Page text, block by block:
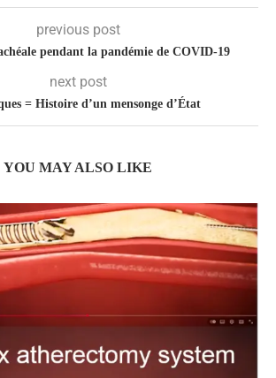
previous post
pendant la pandémie de COVID-19
next post
= Histoire d’un mensonge d’État
YOU MAY ALSO LIKE